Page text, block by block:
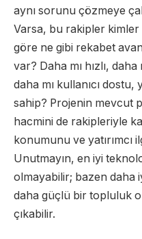
aynı sorunu çözmeye
Varsa, bu rakipler
göre ne gibi rekabet
var? Daha mı hızlı,
daha mı kullanıcı dostu,
sahip? Projenin mevcut
hacmini de rakipleriyle
konumunu ve yatırımcı
Unutmayın, en iyi
olmayabilir; bazen daha
daha güçlü bir topluluk
çıkabilir.